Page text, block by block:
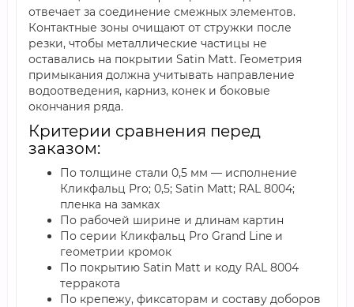
отвечает за соединение смежных элементов.
Контактные зоны очищают от стружки после
резки, чтобы металлические частицы не
оставались на покрытии Satin Мatt. Геометрия
примыкания должна учитывать направление
водоотведения, карниз, конек и боковые
окончания ряда.
Критерии сравнения перед
заказом:
По толщине стали 0,5 мм — исполнение
Кликфальц Pro; 0,5; Satin Мatt; RAL 8004;
пленка на замках
По рабочей ширине и длинам картин
По серии Кликфальц Pro Grand Line и
геометрии кромок
По покрытию Satin Мatt и коду RAL 8004
терракота
По крепежу, фиксаторам и составу доборов